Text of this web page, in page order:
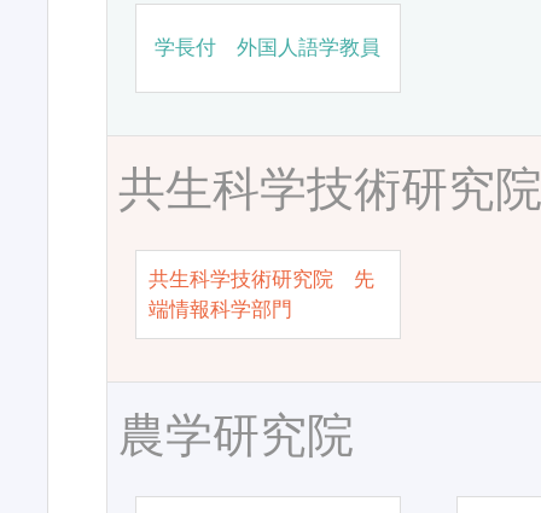
学長付 外国人語学教員
共生科学技術研究
共生科学技術研究院 先
端情報科学部門
農学研究院